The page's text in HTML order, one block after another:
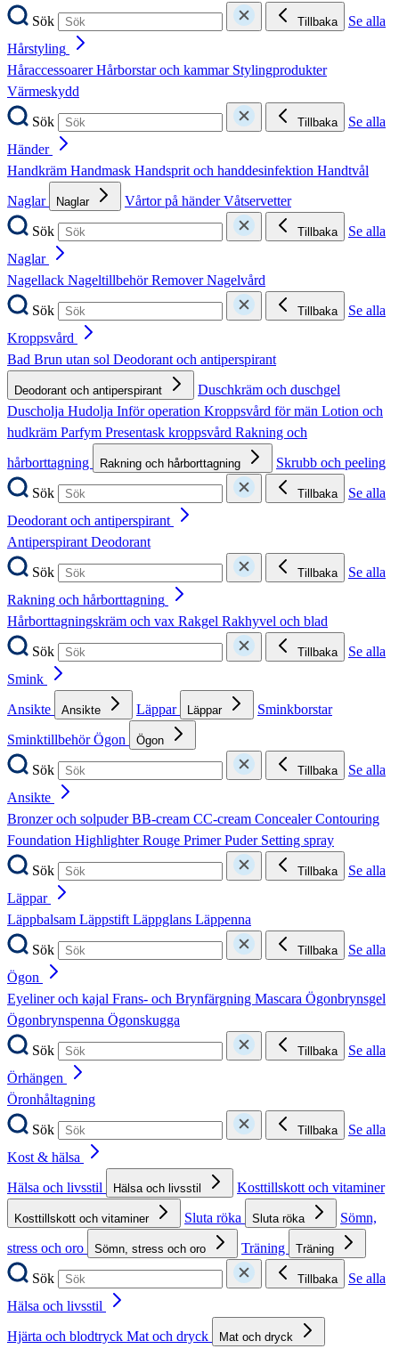
Sök
Tillbaka
Se alla
Hårstyling
HåraccessoarerHårborstar och kammar Stylingprodukter
Värmeskydd
Sök
Tillbaka
Se alla
Händer
Handkräm Handmask Handsprit och handdesinfektion Handtvål
Naglar
Naglar Vårtor på händerVåtservetter
Sök
Tillbaka
Se alla
Naglar
Nagellack NageltillbehörRemoverNagelvård
Sök
Tillbaka
Se alla
Kroppsvård
Bad Brun utan sol Deodorant och antiperspirant
Deodorant och antiperspirant
Duschkräm och duschgel
Duscholja Hudolja Inför operation Kroppsvård för män Lotion och
hudkräm Parfym Presentask kroppsvård Rakning och
hårborttagning
Rakning och hårborttagning
Skrubb och peeling
Sök
Tillbaka
Se alla
Deodorant och antiperspirant
AntiperspirantDeodorant
Sök
Tillbaka
Se alla
Rakning och hårborttagning
Hårborttagningskräm och vax Rakgel Rakhyvel och blad
Sök
Tillbaka
Se alla
Smink
Ansikte
Ansikte Läppar Läppar
Sminkborstar
SminktillbehörÖgon Ögon
Sök Tillbaka
Se alla
Ansikte
Bronzer och solpuderBB-cream CC-cream ConcealerContouring
Foundation HighlighterRouge PrimerPuder Setting spray
Sök
Tillbaka
Se alla
Läppar
Läppbalsam LäppstiftLäppglans Läppenna
Sök
Tillbaka
Se alla
Ögon
Eyeliner och kajal Frans- och Brynfärgning Mascara Ögonbrynsgel
Ögonbrynspenna Ögonskugga
Sök
Tillbaka
Se alla
Örhängen
Öronhåltagning
Sök
Tillbaka
Se alla
Kost & hälsa
Hälsa och livsstil
Hälsa och livsstil Kosttillskott och vitaminer
Kosttillskott och vitaminer Sluta röka Sluta röka
Sömn,
stress och oro
Sömn, stress och oro Träning Träning
Sök Tillbaka
Se alla
Hälsa och livsstil
Hjärta och blodtryck Mat och dryck Mat och dryck